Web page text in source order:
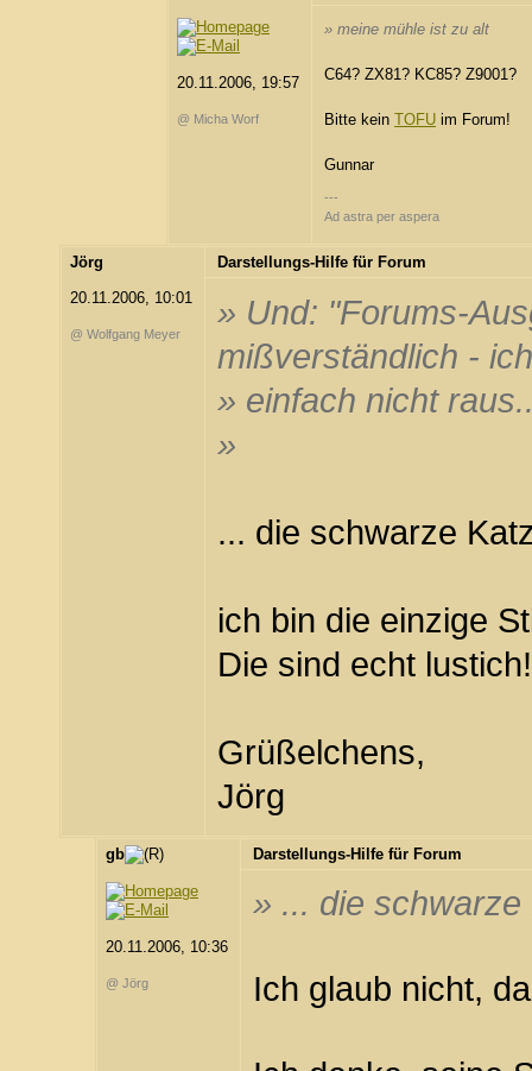
20.11.2006, 19:57
@ Micha Worf
» meine mühle ist zu alt
C64? ZX81? KC85? Z9001?
Bitte kein TOFU im Forum!
Gunnar
---
Ad astra per aspera
Jörg
20.11.2006, 10:01
@ Wolfgang Meyer
Darstellungs-Hilfe für Forum
» Und: "Forums-
mißverständlich -
» einfach nicht
»
... die schwarze
ich bin die einzige
Die sind echt
Grüßelchens,
Jörg
gb
20.11.2006, 10:36
@ Jörg
Darstellungs-Hilfe für Forum
» ... die
Ich glaub nicht,